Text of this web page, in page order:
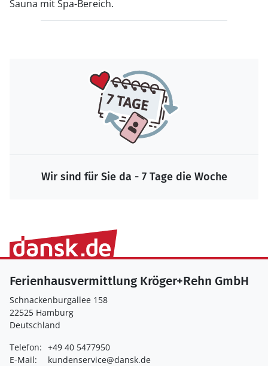
Sauna mit Spa-Bereich.
Wir sind für Sie da - 7 Tage die Woche
Ferienhausvermittlung Kröger+Rehn GmbH
Schnackenburgallee 158
22525 Hamburg
Deutschland
Telefon: +49 40 5477950
E-Mail:
kundenservice@dansk.de